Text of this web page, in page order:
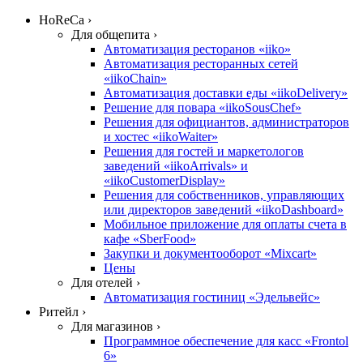
HoReCa ›
Для общепита ›
Автоматизация ресторанов «iiko»
Автоматизация ресторанных сетей
«iikoChain»
Автоматизация доставки еды «iikoDelivery»
Решение для повара «iikoSousChef»
Решения для официантов, администраторов
и хостес «iikoWaiter»
Решения для гостей и маркетологов
заведений «iikoArrivals» и
«iikoCustomerDisplay»
Решения для собственников, управляющих
или директоров заведений «iikoDashboard»
Мобильное приложение для оплаты счета в
кафе «SberFood»
Закупки и документооборот «Mixcart»
Цены
Для отелей ›
Автоматизация гостиниц «Эдельвейс»
Ритейл ›
Для магазинов ›
Программное обеспечение для касс «Frontol
6»